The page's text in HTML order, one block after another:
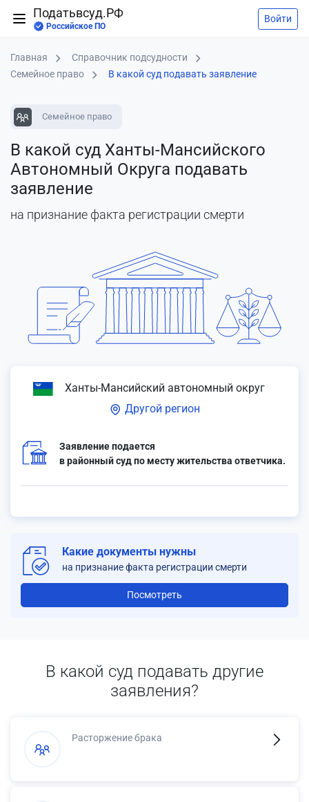
Податьвсуд.РФ
Российское ПО
Войти
Главная
Справочник подсудности
Семейное право
В какой суд подавать заявление
Семейное право
В какой суд Ханты-Мансийского
Автономный Округа подавать
заявление
на признание факта регистрации смерти
Ханты-Мансийский автономный округ
Другой регион
Заявление подается
в районный суд по месту жительства ответчика.
Какие документы нужны
на признание факта регистрации смерти
Посмотреть
В какой суд подавать другие
заявления?
Расторжение брака